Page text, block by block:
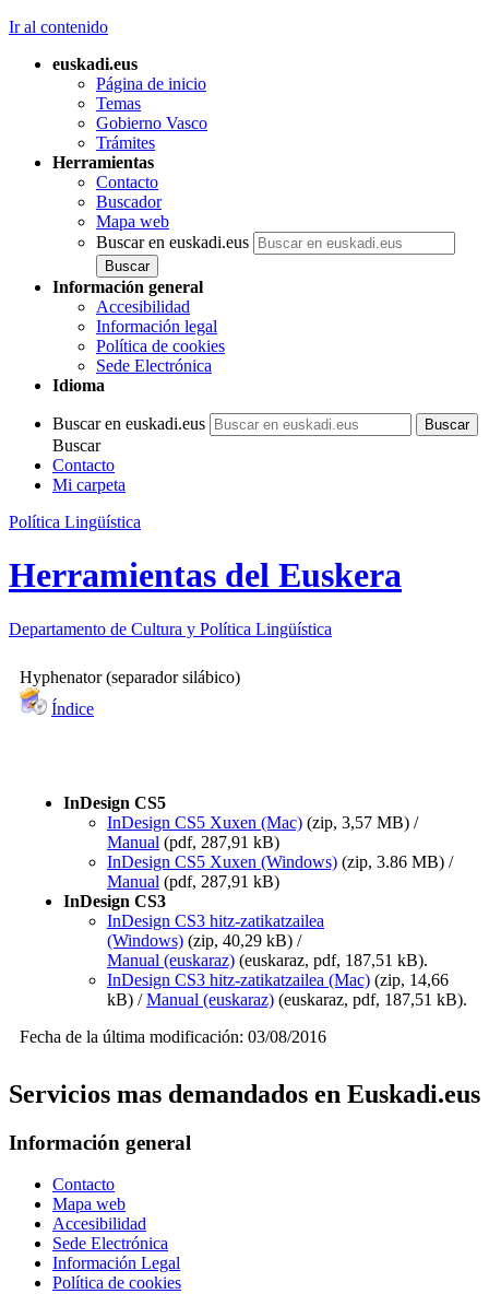
Ir al contenido
euskadi.eus
Página de inicio
Temas
Gobierno Vasco
Trámites
Herramientas
Contacto
Buscador
Mapa web
Buscar en euskadi.eus
Información general
Accesibilidad
Información legal
Política de cookies
Sede Electrónica
Idioma
Buscar en euskadi.eus
Buscar
Contacto
Mi carpeta
Política Lingüística
Herramientas del Euskera
Departamento de Cultura y Política Lingüística
Hyphenator (separador silábico)
Índice
InDesign CS5
InDesign CS5 Xuxen (Mac) (zip, 3,57 MB) /
Manual (pdf, 287,91 kB)
InDesign CS5 Xuxen (Windows) (zip, 3.86 MB) /
Manual (pdf, 287,91 kB)
InDesign CS3
InDesign CS3 hitz-zatikatzailea
(Windows) (zip, 40,29 kB) /
Manual (euskaraz) (euskaraz, pdf, 187,51 kB).
InDesign CS3 hitz-zatikatzailea (Mac) (zip, 14,66
kB) /Manual (euskaraz) (euskaraz, pdf, 187,51 kB).
Fecha de la última modificación: 03/08/2016
Servicios mas demandados en Euskadi.eus
Información general
Contacto
Mapa web
Accesibilidad
Sede Electrónica
Información Legal
Política de cookies